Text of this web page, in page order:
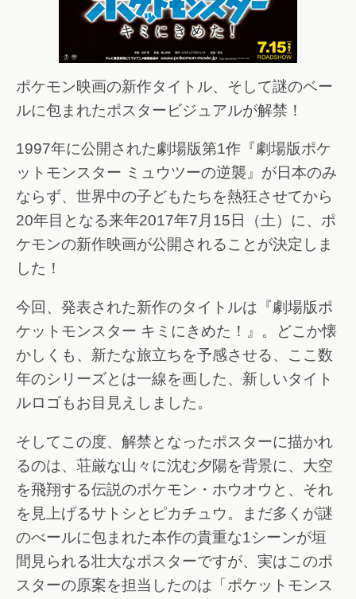
ポケモン映画の新作タイトル、そして謎のベー
ルに包まれたポスタービジュアルが解禁！
1997年に公開された劇場版第1作『劇場版ポケ
ットモンスター ミュウツーの逆襲』が日本のみ
ならず、世界中の子どもたちを熱狂させてから
20年目となる来年2017年7月15日（土）に、ポ
ケモンの新作映画が公開されることが決定しま
した！
今回、発表された新作のタイトルは『劇場版ポ
ケットモンスター キミにきめた！』。どこか懐
かしくも、新たな旅立ちを予感させる、ここ数
年のシリーズとは一線を画した、新しいタイト
ルロゴもお目見えしました。
そしてこの度、解禁となったポスターに描かれ
るのは、荘厳な山々に沈む夕陽を背景に、大空
を飛翔する伝説のポケモン・ホウオウと、それ
を見上げるサトシとピカチュウ。まだ多くが謎
のべールに包まれた本作の貴重な1シーンが垣
間見られる壮大なポスターですが、実はこのポ
スターの原案を担当したのは「ポケットモンス